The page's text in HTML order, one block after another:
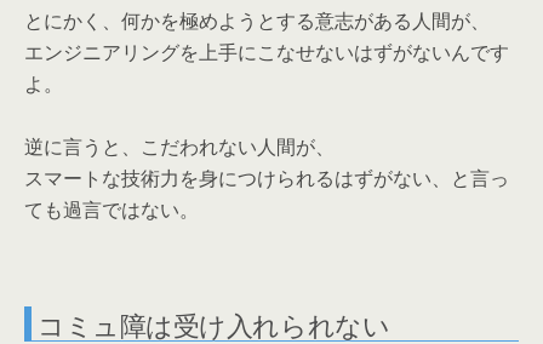
とにかく、何かを極めようとする意志がある人間が、
エンジニアリングを上手にこなせないはずがないんです
よ。
逆に言うと、こだわれない人間が、
スマートな技術力を身につけられるはずがない、と言っ
ても過言ではない。
コミュ障は受け入れられない